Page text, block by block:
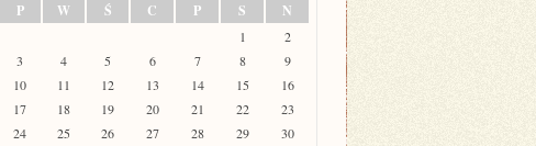
P
W Ś C P S N
1
2
3
4 5 6 7 8
9
10
11 12 13 14 15
16
17
18 19 20 21 22
23
24
25 26 27 28 29
30